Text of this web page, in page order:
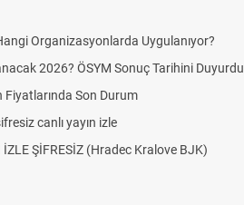
Organizasyonlarda Uygulanıyor?
2026? ÖSYM Sonuç Tarihini Duyurdu
Son Durum
canlı yayın izle
ŞİFRESİZ (Hradec Kralove BJK)